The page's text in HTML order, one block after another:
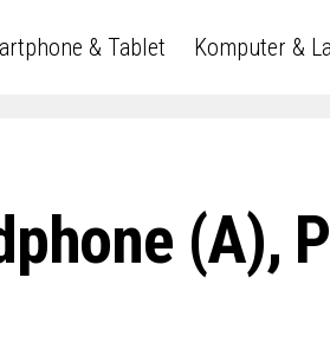
& Tablet Komputer &
(a),